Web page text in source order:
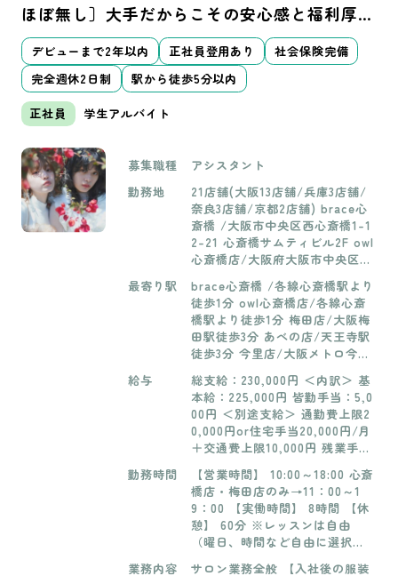
ほぼ無し］大手だからこその安心感と福利厚
生、働きやすさをご用意しています♪
デビューまで2年以内 正社員登用あり
社会保険完備
完全週休2日制
駅から徒歩5分以内
正社員 学生アルバイト
募集職種
アシスタント
勤務地
21店舗(大阪13店舗/兵庫3店舗/
奈良3店舗/京都2店舗) brace心
斎橋 /大阪市中央区西心斎橋1-1
2-21 心斎橋サムティビル2F owl
心斎橋店/大阪府大阪市中央区西
心斎橋２丁目１８−６アベニュ
ー心斎橋203号 梅田店/大阪府大
阪市北区角田町 1-17 SIDE TRIP
11 8-9階 あべの店/大阪府大阪
市阿倍野区松崎町２丁目3番47号
今里店/大阪府大阪市東成区大今
里３丁目２０−２７ Aria(アリ
ア)今里駅前ビル 6階 瓜破店/大
阪市平野区瓜破西1-8-20銀ビル
2F 西中島店/大阪市淀川区西中
島3-10-13物産ビル2F 大日店/大
ークス大日ステーションレジデ
ンス102号 布施店/東大阪市長堂
2-3-15YANOステーションガー
デン1F 東花園店/大阪府東大阪
市 吉田6-1-19 2F 花園アロービ
ル2F 小阪店/東大阪市小阪1-4-
最寄り駅
brace心斎橋 /各線心斎橋駅より
徒歩1分 owl心斎橋店/各線心斎
橋駅より徒歩1分 梅田店/大阪梅
田駅徒歩3分 あべの店/天王寺駅
徒歩3分 今里店/大阪メトロ今里
喜連瓜破駅徒歩3分 西中島店/西
中島南方駅徒歩3分 大日店/大日
駅徒歩8分 布施店/布施駅徒歩4
分 東花園店/東花園駅1分 小阪
店/河内小阪駅徒歩3分 VC八尾
店/近鉄八尾駅徒歩2分 高の原
店/高の原駅徒歩2分 桂店/桂駅
徒歩3分 立花店/立花駅徒歩2分
エルネ立花店/立花駅徒歩5分 芦
屋店/芦屋駅徒歩1分 堀江店/四
給与
総支給：230,000円 ＜内訳＞ 基
本給：225,000円 皆勤手当：5,0
00円 ＜別途支給＞ 通勤費上限2
0,000円or住宅手当20,000円/月
＋交通費上限10,000円 残業手当
勤手当 【学生時のアルバイト】
時給1200円（最低賃金以上）※
要相談 週日1〜3日まで/1日最長
5時間まで
勤務時間
【営業時間】 10:00～18:00 心斎
橋店・梅田店のみ→11：00～1
9：00 【実働時間】 8時間 【休
憩】 60分 ※レッスンは自由
（曜日、時間など自由に選択で
業務内容 サロン業務全般 【入社後の服装